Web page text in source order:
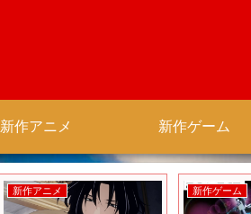
新作アニメ 新作ゲーム
新作アニメ 新作ゲーム